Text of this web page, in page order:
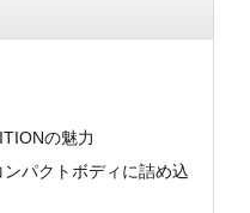
の魅力
パクトボディに詰め込